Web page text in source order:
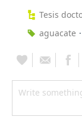
Tesis
aguacate